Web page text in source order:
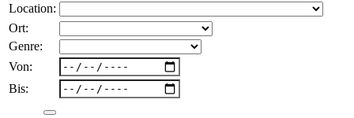
Location:
Ort:
Genre:
Von:
Bis: